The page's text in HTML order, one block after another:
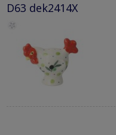
D63 dek2414X